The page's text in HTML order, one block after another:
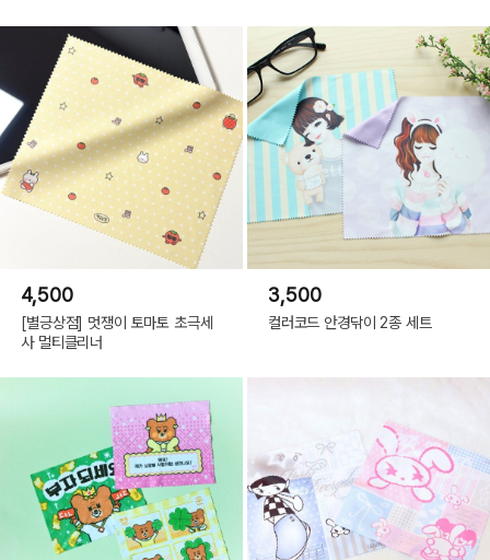
4,500
[별긍상점] 멋쟁이 토마토 초극세
사 멀티클리너
3,500
컬러코드 안경닦이 2종 세트